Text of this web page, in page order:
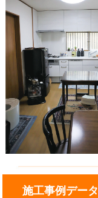
施工事例データ